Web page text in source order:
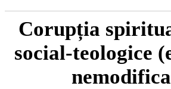
Corupția
social-teologice